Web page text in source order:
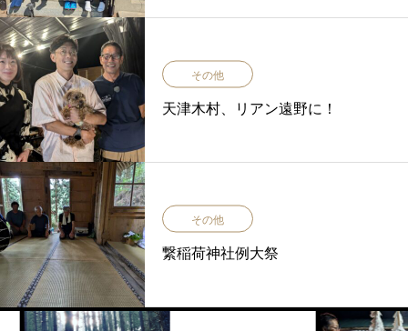
その他
天津木村、リアン遠野に！
その他
繋稲荷神社例大祭